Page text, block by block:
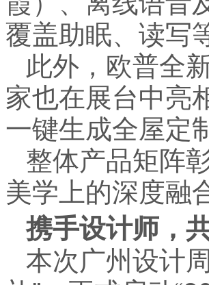
覆盖助眠、读写
此外，欧普全
家也在展台中亮
一键生成全屋定
整体产品矩阵
美学上的深度融
携手设计师，
本次广州设计